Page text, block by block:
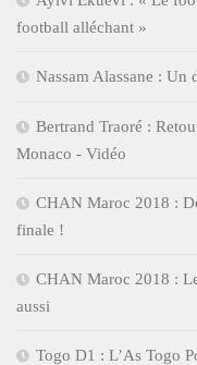
football alléchant »
Nassam Alassane : Un
Bertrand Traoré :
Monaco - Vidéo
CHAN Maroc 2018 :
finale !
CHAN Maroc 2018 :
aussi
Togo D1 : L’As Togo